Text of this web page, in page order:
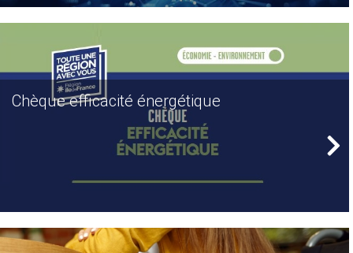
Chèque efficacité énergétique